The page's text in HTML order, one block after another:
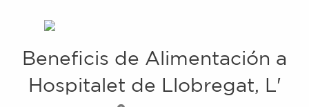
Beneficis de Alimentación a
Hospitalet de Llobregat, L'